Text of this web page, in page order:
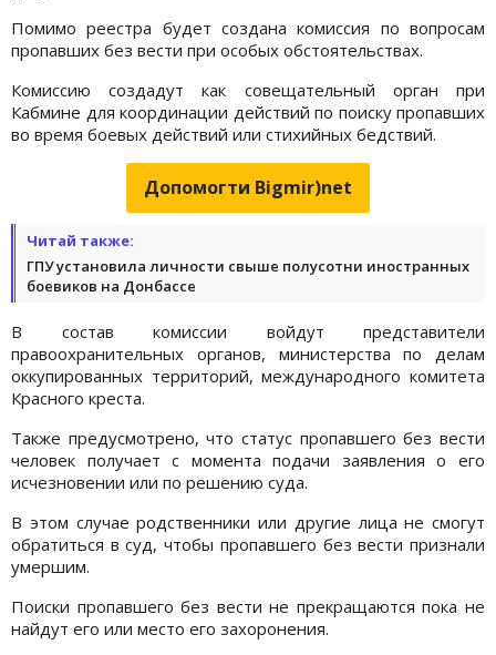
Помимо реестра будет создана комиссия по вопросам
пропавших без вести при особых обстоятельствах.
Комиссию создадут как совещательный орган при
Кабмине для координации действий по поиску пропавших
во время боевых действий или стихийных бедствий.
Допомогти Bigmir)net
Читай также:
ГПУ установила личности свыше полусотни иностранных
боевиков на Донбассе
В состав комиссии войдут представители
правоохранительных органов, министерства по делам
оккупированных территорий, международного комитета
Красного креста.
Также предусмотрено, что статус пропавшего без вести
человек получает с момента подачи заявления о его
исчезновении или по решению суда.
В этом случае родственники или другие лица не смогут
обратиться в суд, чтобы пропавшего без вести признали
умершим.
Поиски пропавшего без вести не прекращаются пока не
найдут его или место его захоронения.